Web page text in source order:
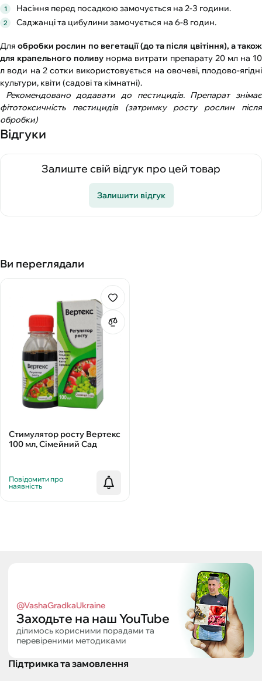
Насіння перед посадкою замочується на 2-3 години.
Саджанці та цибулини замочується на 6-8 годин.
Дляобробки рослин по вегетації (до та після цвітіння), а також
для крапельного поливу норма витрати препарату 20 мл на 10
л води на 2 сотки використовується на овочеві, плодово-ягідні
культури, квіти (садові та кімнатні).
Рекомендовано додавати до пестицидів. Препарат знімає
фітотоксичність пестицидів (затримку росту рослин після
обробки)
Відгуки
Залиште свій відгук про цей товар
Залишити відгук
Ви переглядали
Стимулятор росту Вертекс
100 мл, Сімейний Сад
Повідомити про
наявність
@VashaGradkaUkraine
Заходьте на наш YouTube
ділимось корисними порадами та
перевіреними методиками
Підтримка та замовлення